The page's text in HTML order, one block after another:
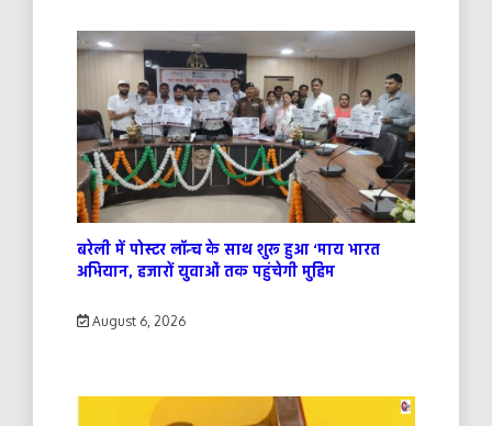
बरेली में पोस्टर लॉन्च के साथ शुरू हुआ ‘माय भारत
अभियान, हजारों युवाओं तक पहुंचेगी मुहिम
August 6, 2026